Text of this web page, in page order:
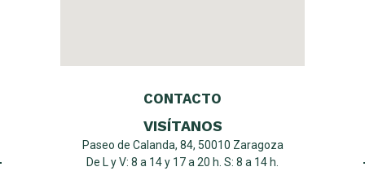
CONTACTO
VISÍTANOS
Paseo de Calanda, 84, 50010 Zaragoza
De L y V: 8 a 14 y 17 a 20 h. S: 8 a 14 h.